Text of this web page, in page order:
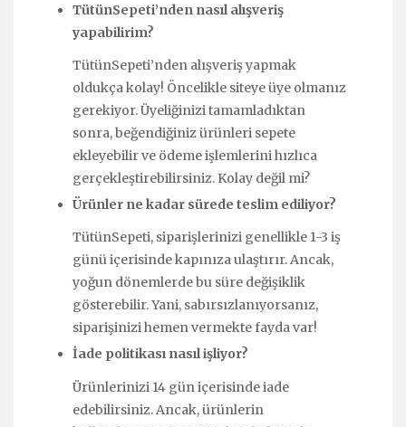
TütünSepeti’nden nasıl alışveriş
yapabilirim?
TütünSepeti’nden alışveriş yapmak
oldukça kolay! Öncelikle siteye üye olmanız
gerekiyor. Üyeliğinizi tamamladıktan
sonra, beğendiğiniz ürünleri sepete
ekleyebilir ve ödeme işlemlerini hızlıca
gerçekleştirebilirsiniz. Kolay değil mi?
Ürünler ne kadar sürede teslim ediliyor?
TütünSepeti, siparişlerinizi genellikle 1-3 iş
günü içerisinde kapınıza ulaştırır. Ancak,
yoğun dönemlerde bu süre değişiklik
gösterebilir. Yani, sabırsızlanıyorsanız,
siparişinizi hemen vermekte fayda var!
İade politikası nasıl işliyor?
Ürünlerinizi 14 gün içerisinde iade
edebilirsiniz. Ancak, ürünlerin